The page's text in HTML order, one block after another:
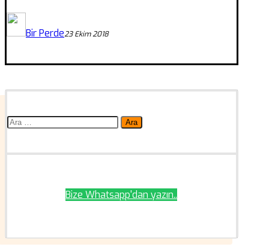
Bir Perde23 Ekim 2018
Arama:
Bize Whatsapp'dan yazın..